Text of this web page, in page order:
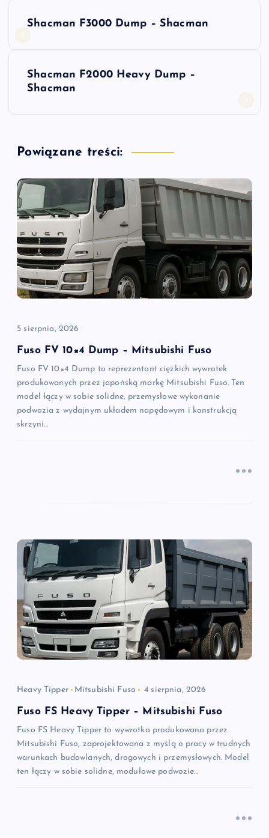
N
a
c
a
w
p
s
u
Shacman F3000 Dump – Shacman
Shacman F2000 Heavy Dump –
Shacman
Powiązane treści:
5 sierpnia, 2026
Fuso FV 10×4 Dump – Mitsubishi Fuso
Fuso FV 10×4 Dump to reprezentant ciężkich wywrotek
produkowanych przez japońską markę Mitsubishi Fuso. Ten
model łączy w sobie solidne, przemysłowe wykonanie
podwozia z wydajnym układem napędowym i konstrukcją
skrzyni…
Heavy Tipper Mitsubishi Fuso 4 sierpnia, 2026
Fuso FS Heavy Tipper – Mitsubishi Fuso
Fuso FS Heavy Tipper to wywrotka produkowana przez
Mitsubishi Fuso, zaprojektowana z myślą o pracy w trudnych
warunkach budowlanych, drogowych i przemysłowych. Model
ten łączy w sobie solidne, modułowe podwozie…